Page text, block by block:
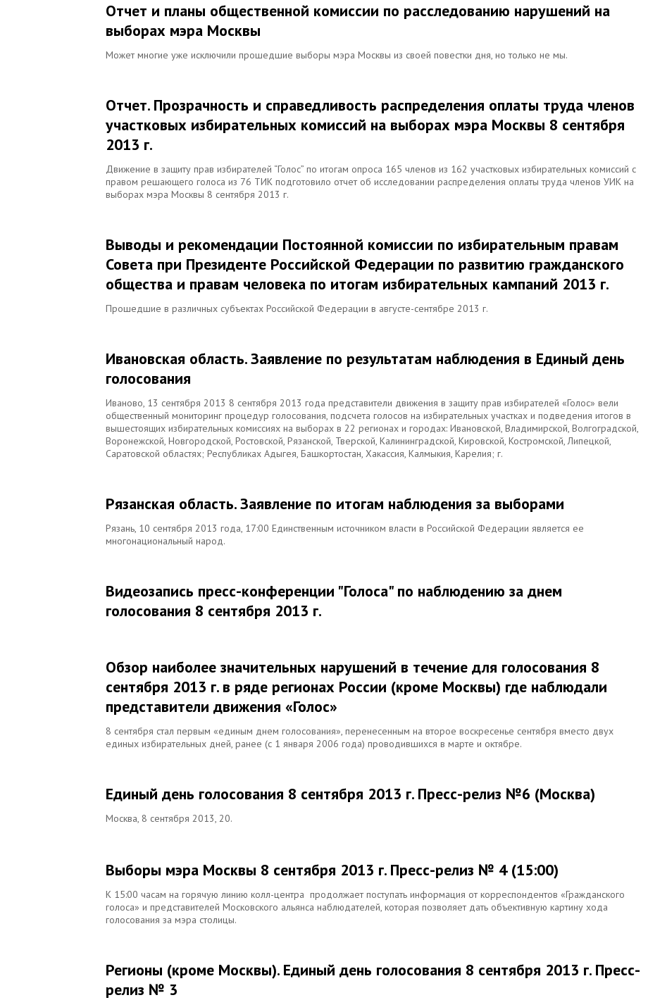
Отчет и планы общественной комиссии по расследованию нарушений на
выборах мэра Москвы
Может многие уже исключили прошедшие выборы мэра Москвы из своей повестки дня, но только не мы.
Отчет. Прозрачность и справедливость распределения оплаты труда членов
участковых избирательных комиссий на выборах мэра Москвы 8 сентября
2013 г.
Движение в защиту прав избирателей “Голос” по итогам опроса 165 членов из 162 участковых избирательных комиссий с
правом решающего голоса из 76 ТИК подготовило отчет об исследовании распределения оплаты труда членов УИК на
выборах мэра Москвы 8 сентября 2013 г.
Выводы и рекомендации Постоянной комиссии по избирательным правам
Совета при Президенте Российской Федерации по развитию гражданского
общества и правам человека по итогам избирательных кампаний 2013 г.
Прошедшие в различных субъектах Российской Федерации в августе-сентябре 2013 г.
Ивановская область. Заявление по результатам наблюдения в Единый день
голосования
Иваново, 13 сентября 2013 8 сентября 2013 года представители движения в защиту прав избирателей «Голос» вели
общественный мониторинг процедур голосования, подсчета голосов на избирательных участках и подведения итогов в
вышестоящих избирательных комиссиях на выборах в 22 регионах и городах: Ивановской, Владимирской, Волгоградской,
Воронежской, Новгородской, Ростовской, Рязанской, Тверской, Калининградской, Кировской, Костромской, Липецкой,
Саратовской областях; Республиках Адыгея, Башкортостан, Хакассия, Калмыкия, Карелия; г.
Рязанская область. Заявление по итогам наблюдения за выборами
Рязань, 10 сентября 2013 года, 17:00 Единственным источником власти в Российской Федерации является ее
многонациональный народ.
Видеозапись пресс-конференции "Голоса" по наблюдению за днем
голосования 8 сентября 2013 г.
Обзор наиболее значительных нарушений в течение для голосования 8
сентября 2013 г. в ряде регионах России (кроме Москвы) где наблюдали
представители движения «Голос»
8 сентября стал первым «единым днем голосования», перенесенным на второе воскресенье сентября вместо двух
единых избирательных дней, ранее (с 1 января 2006 года) проводившихся в марте и октябре.
Единый день голосования 8 сентября 2013 г. Пресс-релиз №6 (Москва)
Москва, 8 сентября 2013, 20.
Выборы мэра Москвы 8 сентября 2013 г. Пресс-релиз № 4 (15:00)
К 15:00 часам на горячую линию колл-центра продолжает поступать информация от корреспондентов «Гражданского
голоса» и представителей Московского альянса наблюдателей, которая позволяет дать объективную картину хода
голосования за мэра столицы.
Регионы (кроме Москвы). Единый день голосования 8 сентября 2013 г. Пресс-
релиз № 3